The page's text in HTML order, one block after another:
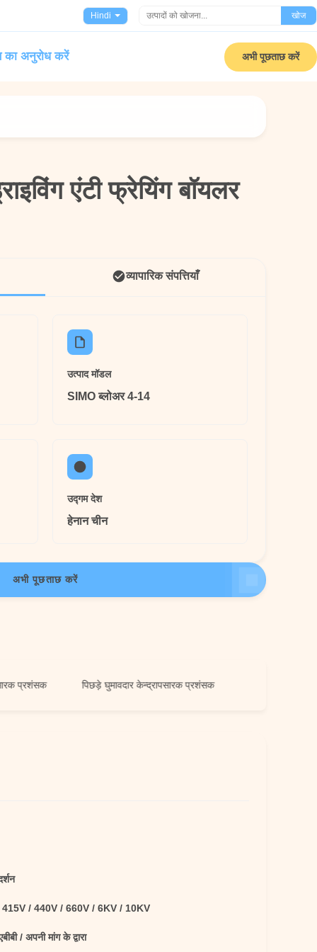
Hindi खोज
का अनुरोध करें अभी पूछताछ करें
एंटी फ्रेयिंग बॉयलर
एंटी फ्रेयिंग बॉयलर
व्यापारिक संपत्तियाँ
उत्पाद मॉडल
SIMO ब्लोअर 4-14
उद्गम देश
हेनान चीन
अभी पूछताछ करें
पिछड़े घुमावदार केन्द्रापसारक प्रशंसक
/ 440V / 660V / 6KV / 10KV
/ अपनी मांग के द्वारा